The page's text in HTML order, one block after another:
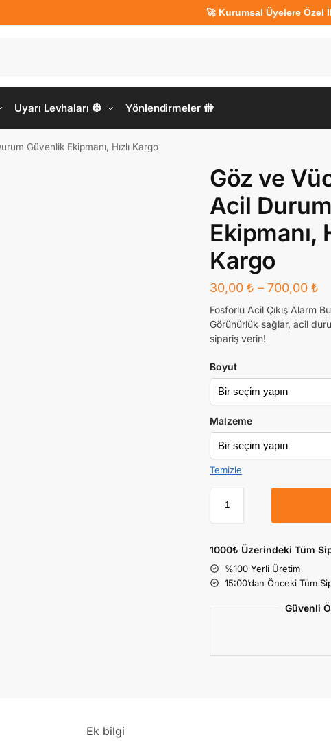
🚀 Kurumsal Üyelere Özel İlk
Uyarı Levhaları 👷 Yönlendirmeler 🚻
Güvenlik Ekipmanı, Hızlı Kargo
Göz ve
Acil
Ekipmanı,
Kargo
30,00₺ –700,00₺
Fosforlu Acil Çıkış Alarm
Görünürlük sağlar, acil
sipariş verin!
Boyut
Malzeme
Temizle
1000₺ Üzerindeki Tüm
%100 Yerli Üretim
15:00’dan Önceki Tüm
Güvenli
Ek bilgi